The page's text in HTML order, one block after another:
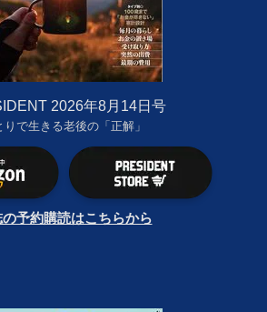
2026年8月14日号
りで生きる老後の「正解」
予約購読はこちらから